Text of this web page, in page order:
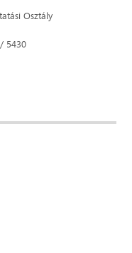
Osztály
5430